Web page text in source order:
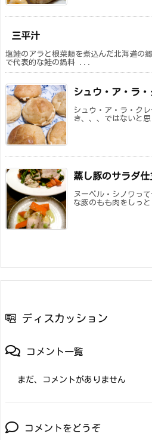
三平汁
塩鮭のアラと根菜類を煮込んだ北海道の
で代表的な鮭の鍋料 ...
シュウ・ア・ラ
シュウ・ア・ラ・ク
き、、、ではないと
蒸し豚のサラダ仕
ヌーベル・シノワっ
な豚のもも肉をしっ
ディスカッション
コメント一覧
まだ、コメントがありません
コメントをどうぞ